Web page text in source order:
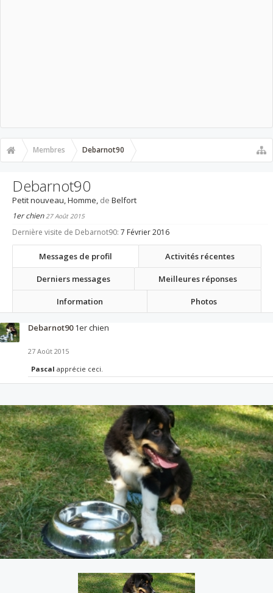
Membres Debarnot90
Debarnot90
Petit nouveau, Homme, de Belfort
1er chien27 Août 2015
Dernière visite de Debarnot90: 7 Février 2016
Messages de profil Activités récentes
Derniers messages Meilleures réponses
Information Photos
Debarnot90 1er chien
27 Août 2015
Pascal apprécie ceci.